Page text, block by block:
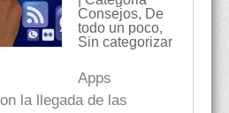
Consejos, De
todo un poco,
Sin categorizar
Apps
la llegada de las